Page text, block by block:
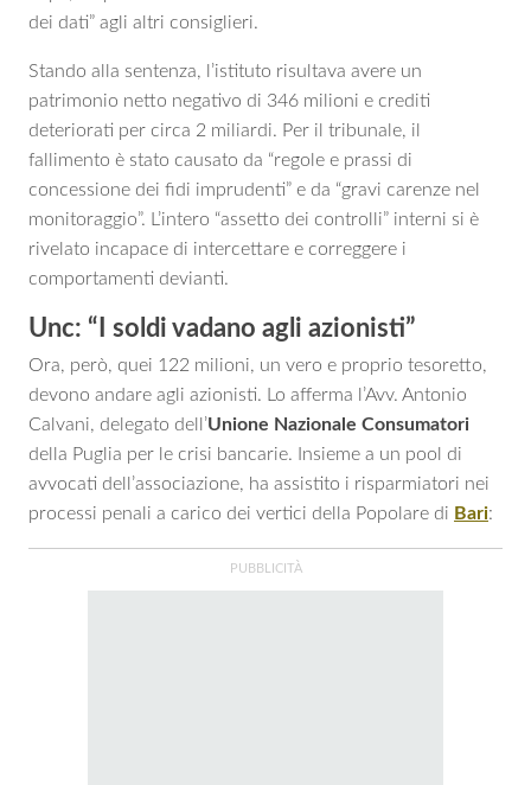
dei dati” agli altri consiglieri.
Stando alla sentenza, l’istituto risultava avere un
patrimonio netto negativo di 346 milioni e crediti
deteriorati per circa 2 miliardi. Per il tribunale, il
fallimento è stato causato da “regole e prassi di
concessione dei fidi imprudenti” e da “gravi carenze nel
monitoraggio”. L’intero “assetto dei controlli” interni si è
rivelato incapace di intercettare e correggere i
comportamenti devianti.
Unc: “I soldi vadano agli azionisti”
Ora, però, quei 122 milioni, un vero e proprio tesoretto,
devono andare agli azionisti. Lo afferma l’Avv. Antonio
Calvani, delegato dell’Unione Nazionale Consumatori
della Puglia per le crisi bancarie. Insieme a un pool di
avvocati dell’associazione, ha assistito i risparmiatori nei
processi penali a carico dei vertici della Popolare di Bari: